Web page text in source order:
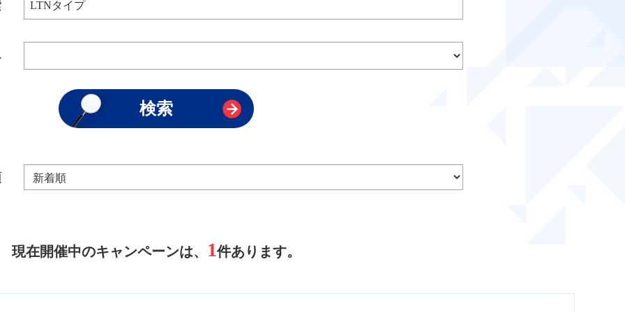
現在開催中のキャンペーンは、 1件あります。